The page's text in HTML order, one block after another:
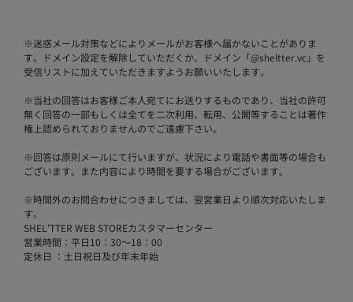
※迷惑メール対策などによりメールがお客様へ届かないことがありま
す。ドメイン設定を解除していただくか、ドメイン「@sheltter.vc」を
受信リストに加えていただきますようお願いいたします。
※当社の回答はお客様ご本人宛てにお送りするものであり、当社の許可
無く回答の一部もしくは全てを二次利用、転用、公開等することは著作
権上認められておりませんのでご遠慮下さい。
※回答は原則メールにて行いますが、状況により電話や書面等の場合も
ございます。また内容により時間を要する場合がございます。
※時間外のお問合わせにつきましては、翌営業日より順次対応いたしま
す。
SHEL'TTER WEB STOREカスタマーセンター
営業時間：平日10：30～18：00
定休日 ：土日祝日及び年末年始